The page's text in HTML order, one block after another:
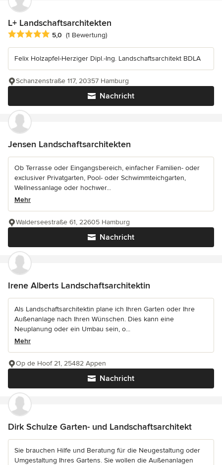
L+ Landschaftsarchitekten
Durchschnittliche Bewertung: 5 von 5 Sternen
5,0 (1 Bewertung)
Felix Holzapfel-Herziger Dipl.-Ing. Landschaftsarchitekt BDLA
Nachricht
Schanzenstraße 117, 20357 Hamburg
Jensen Landschaftsarchitekten
Ob Terrasse oder Eingangsbereich, einfacher Familien- oder
exclusiver Privatgarten, Pool- oder Schwimmteichgarten,
Wellnessanlage oder hochwer...
Mehr
Nachricht
Walderseestraße 61, 22605 Hamburg
Irene Alberts Landschaftsarchitektin
Als Landschaftsarchitektin plane ich Ihren Garten oder Ihre
Außenanlage nach Ihren Wünschen. Dies kann eine
Neuplanung oder ein Umbau sein, o...
Mehr
Nachricht
Op de Hoof 21, 25482 Appen
Dirk Schulze Garten- und Landschaftsarchitekt
Sie brauchen Hilfe und Beratung für die Neugestaltung oder
Umgestaltung Ihres Gartens. Sie wollen die Außenanlagen